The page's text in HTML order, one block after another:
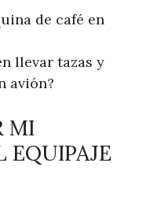
llevar tazas y
avión?
MI
EQUIPAJE